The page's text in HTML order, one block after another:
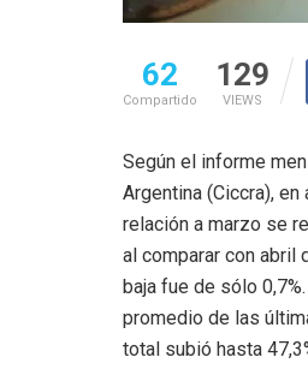
62
Compartido
129
VIEWS
Según el informe
Argentina (Ciccra),
relación a marzo se
al comparar con abril
baja fue de sólo
promedio de las
total subió hasta